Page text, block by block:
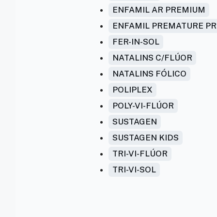
ENFAMIL AR PREMIUM
ENFAMIL PREMATURE
FER-IN-SOL
NATALINS C/FLÚOR
NATALINS FÓLICO
POLIPLEX
POLY-VI-FLÚOR
SUSTAGEN
SUSTAGEN KIDS
TRI-VI-FLÚOR
TRI-VI-SOL